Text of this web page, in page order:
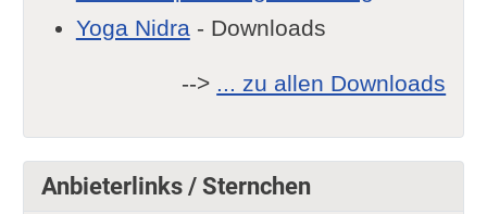
Yoga Nidra- Downloads
--> ... zu allen Downloads
Anbieterlinks / Sternchen